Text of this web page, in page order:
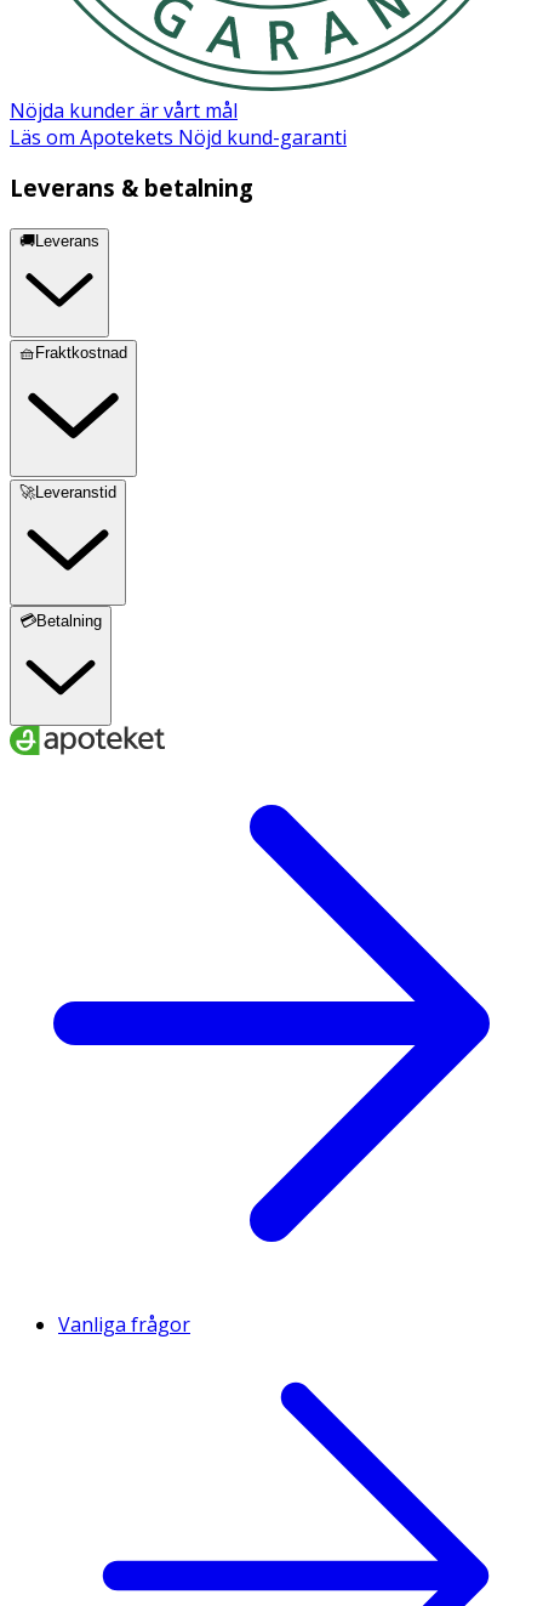
Nöjda kunder är vårt mål
Läs om Apotekets Nöjd kund-garanti
Leverans & betalning
🚚Leverans
🧺Fraktkostnad
🚀Leveranstid
💳Betalning
Vanliga frågor